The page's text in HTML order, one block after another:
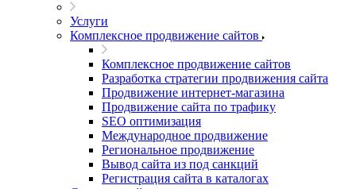
Услуги
Комплексное продвижение сайтов
Комплексное продвижение сайтов
Разработка стратегии продвижения сайта
Продвижение интернет-магазина
Продвижение сайта по трафику
SEO оптимизация
Международное продвижение
Региональное продвижение
Вывод сайта из под санкций
Регистрация сайта в каталогах